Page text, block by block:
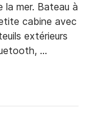
mer. Bateau à
cabine avec
extérieurs
de sécurité et